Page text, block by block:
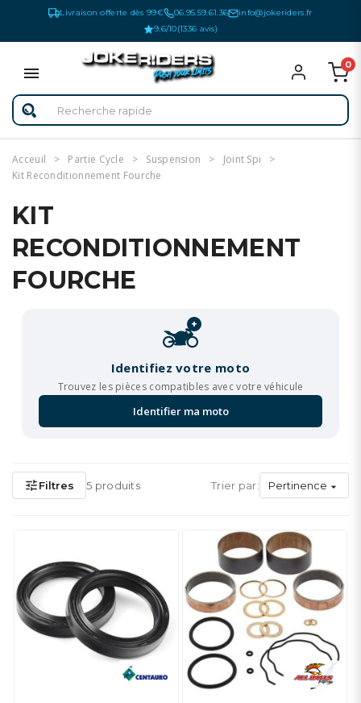
Livraison offerte dès 99€ 06.95.59.61.36
info@jokeriders.fr
9.6/10(1336 avis)
0
Acceuil Partie Cycle Suspension
Joint Spi
Kit Reconditionnement Fourche
KIT
RECONDITIONNEMENT
FOURCHE
+
Identifiez votre moto
Trouvez les pièces compatibles avec votre véhicule
Identifier ma moto
tuneFiltres 5 produits Trier par: Pertinence 